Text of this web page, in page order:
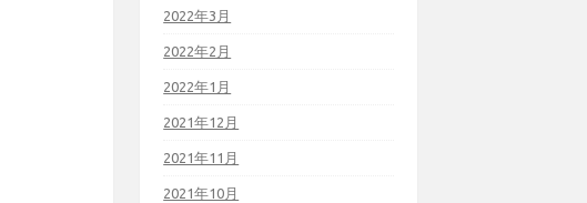
2022年3月
2022年2月
2022年1月
2021年12月
2021年11月
2021年10月